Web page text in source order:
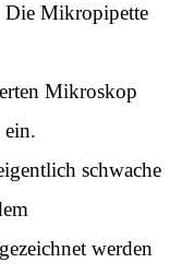
Die Mikropipette
Mikroskop
ein.
schwache
werden